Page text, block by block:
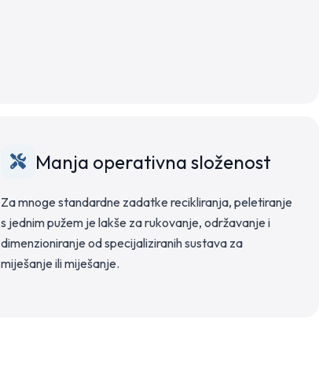
Manja operativna složenost
Za mnoge standardne zadatke recikliranja, peletiranje
s jednim pužem je lakše za rukovanje, održavanje i
dimenzioniranje od specijaliziranih sustava za
miješanje ili miješanje.